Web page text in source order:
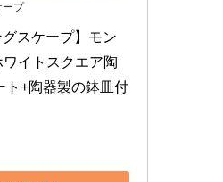
ープ
グスケープ】モン
ワイトスクエア陶
ト+陶器製の鉢皿付